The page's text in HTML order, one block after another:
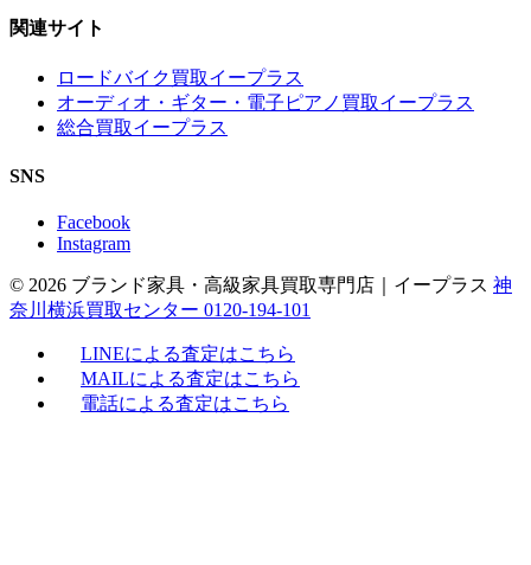
関連サイト
ロードバイク買取イープラス
オーディオ・ギター・電子ピアノ買取イープラス
総合買取イープラス
SNS
Facebook
Instagram
© 2026 ブランド家具・高級家具買取専門店｜イープラス 神
奈川横浜買取センター 0120-194-101
LINEによる査定はこちら
MAILによる査定はこちら
電話による査定はこちら